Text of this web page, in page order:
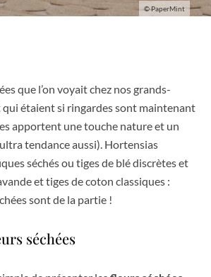
© PaperMint
que l’on voyait chez nos grands-
qui étaient si ringardes sont maintenant
apportent une touche nature et un
tendance aussi). Hortensias
séchés ou tiges de blé discrètes et
et tiges de coton classiques :
sont de la partie !
séchées